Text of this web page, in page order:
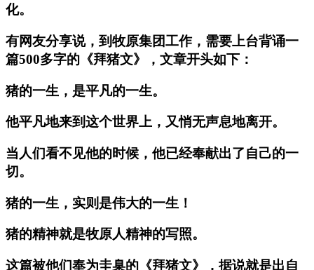
化。
有网友分享说，到牧原集团工作，需要上台背诵一
篇500多字的《拜猪文》，文章开头如下：
猪的一生，是平凡的一生。
他平凡地来到这个世界上，又悄无声息地离开。
当人们看不见他的时候，他已经奉献出了自己的一
切。
猪的一生，实则是伟大的一生！
猪的精神就是牧原人精神的写照。
这篇被他们奉为圭臬的《拜猪文》，据说就是出自